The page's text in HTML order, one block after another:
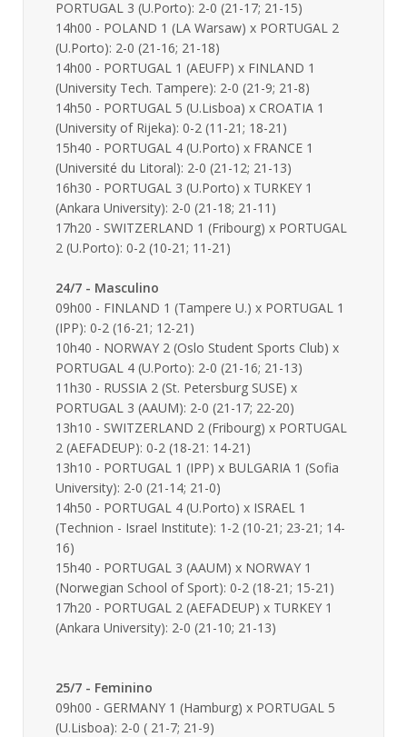
PORTUGAL 3 (U.Porto): 2-0 (21-17; 21-15)
14h00 - POLAND 1 (LA Warsaw) x PORTUGAL 2
(U.Porto): 2-0 (21-16; 21-18)
14h00 - PORTUGAL 1 (AEUFP) x FINLAND 1
(University Tech. Tampere): 2-0 (21-9; 21-8)
14h50 - PORTUGAL 5 (U.Lisboa) x CROATIA 1
(University of Rijeka): 0-2 (11-21; 18-21)
15h40 - PORTUGAL 4 (U.Porto) x FRANCE 1
(Université du Litoral): 2-0 (21-12; 21-13)
16h30 - PORTUGAL 3 (U.Porto) x TURKEY 1
(Ankara University): 2-0 (21-18; 21-11)
17h20 - SWITZERLAND 1 (Fribourg) x PORTUGAL
2 (U.Porto): 0-2 (10-21; 11-21)
24/7 - Masculino
09h00 - FINLAND 1 (Tampere U.) x PORTUGAL 1
(IPP): 0-2 (16-21; 12-21)
10h40 - NORWAY 2 (Oslo Student Sports Club) x
PORTUGAL 4 (U.Porto): 2-0 (21-16; 21-13)
11h30 - RUSSIA 2 (St. Petersburg SUSE) x
PORTUGAL 3 (AAUM): 2-0 (21-17; 22-20)
13h10 - SWITZERLAND 2 (Fribourg) x PORTUGAL
2 (AEFADEUP): 0-2 (18-21: 14-21)
13h10 - PORTUGAL 1 (IPP) x BULGARIA 1 (Sofia
University): 2-0 (21-14; 21-0)
14h50 - PORTUGAL 4 (U.Porto) x ISRAEL 1
(Technion - Israel Institute): 1-2 (10-21; 23-21; 14-
16)
15h40 - PORTUGAL 3 (AAUM) x NORWAY 1
(Norwegian School of Sport): 0-2 (18-21; 15-21)
17h20 - PORTUGAL 2 (AEFADEUP) x TURKEY 1
(Ankara University): 2-0 (21-10; 21-13)
25/7 - Feminino
09h00 - GERMANY 1 (Hamburg) x PORTUGAL 5
(U.Lisboa): 2-0 ( 21-7; 21-9)